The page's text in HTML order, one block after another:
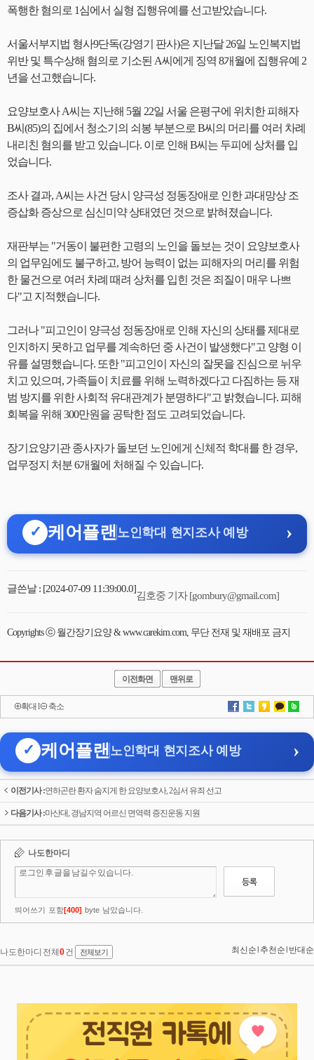
폭행한 혐의로 1심에서 실형 집행유예를 선고받았습니다.
서울서부지법 형사9단독(강영기 판사)은 지난달 26일 노인복지법
위반 및 특수상해 혐의로 기소된 A씨에게 징역 8개월에 집행유예 2
년을 선고했습니다.
요양보호사 A씨는 지난해 5월 22일 서울 은평구에 위치한 피해자
B씨(85)의 집에서 청소기의 쇠봉 부분으로 B씨의 머리를 여러 차례
내리친 혐의를 받고 있습니다. 이로 인해 B씨는 두피에 상처를 입
었습니다.
조사 결과, A씨는 사건 당시 양극성 정동장애로 인한 과대망상 조
증삽화 증상으로 심신미약 상태였던 것으로 밝혀졌습니다.
재판부는 "거동이 불편한 고령의 노인을 돌보는 것이 요양보호사
의 업무임에도 불구하고, 방어 능력이 없는 피해자의 머리를 위험
한 물건으로 여러 차례 때려 상처를 입힌 것은 죄질이 매우 나쁘
다"고 지적했습니다.
그러나 "피고인이 양극성 정동장애로 인해 자신의 상태를 제대로
인지하지 못하고 업무를 계속하던 중 사건이 발생했다"고 양형 이
유를 설명했습니다. 또한 "피고인이 자신의 잘못을 진심으로 뉘우
치고 있으며, 가족들이 치료를 위해 노력하겠다고 다짐하는 등 재
범 방지를 위한 사회적 유대관계가 분명하다"고 밝혔습니다. 피해
회복을 위해 300만원을 공탁한 점도 고려되었습니다.
장기요양기관 종사자가 돌보던 노인에게 신체적 학대를 한 경우,
업무정지 처분 6개월에 처해질 수 있습니다.
✓ 케어플랜 노인학대 현지조사 예방 ›
글쓴날 : [2024-07-09 11:39:00.0]
김호중 기자 [gombury@gmail.com]
Copyrights ⓒ 월간장기요양 & www.carekim.com, 무단 전재 및 재배포 금지
이전화면 맨위로
확대 l 축소
✓ 케어플랜노인학대 현지조사 예방 ›
이전기사 :연하곤란 환자 숨지게 한 요양보호사, 2심서 유죄 선고
다음기사 :마산대, 경남지역 어르신 면역력 증진운동 지원